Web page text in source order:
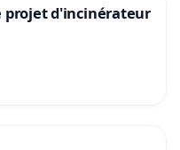
projet d'incinérateur